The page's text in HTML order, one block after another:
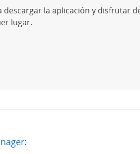
descargar la aplicación y disfrutar
lugar.